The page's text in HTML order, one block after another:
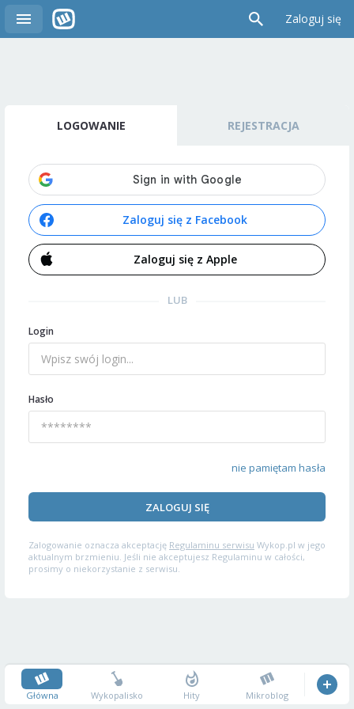
Zaloguj się
LOGOWANIE REJESTRACJA
Zaloguj się z Facebook
Zaloguj się z Apple
LUB
Login
Hasło
nie pamiętam hasła
ZALOGUJ SIĘ
Zalogowanie oznacza akceptację Regulaminu serwisu Wykop.pl w jego
aktualnym brzmieniu. Jeśli nie akceptujesz Regulaminu w całości,
prosimy o niekorzystanie z serwisu.
Główna Wykopalisko Hity Mikroblog